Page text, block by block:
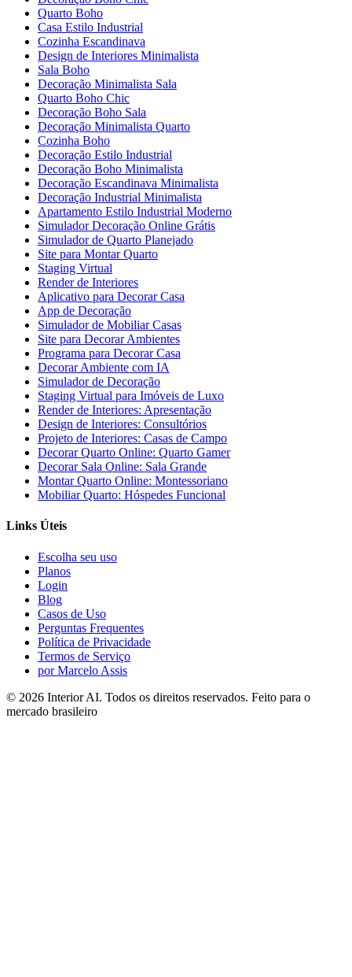
Quarto Boho
Casa Estilo Industrial
Cozinha Escandinava
Design de Interiores Minimalista
Sala Boho
Decoração Minimalista Sala
Quarto Boho Chic
Decoração Boho Sala
Decoração Minimalista Quarto
Cozinha Boho
Decoração Estilo Industrial
Decoração Boho Minimalista
Decoração Escandinava Minimalista
Decoração Industrial Minimalista
Apartamento Estilo Industrial Moderno
Simulador Decoração Online Grátis
Simulador de Quarto Planejado
Site para Montar Quarto
Staging Virtual
Render de Interiores
Aplicativo para Decorar Casa
App de Decoração
Simulador de Mobiliar Casas
Site para Decorar Ambientes
Programa para Decorar Casa
Decorar Ambiente com IA
Simulador de Decoração
Staging Virtual para Imóveis de Luxo
Render de Interiores: Apresentação
Design de Interiores: Consultórios
Projeto de Interiores: Casas de Campo
Decorar Quarto Online: Quarto Gamer
Decorar Sala Online: Sala Grande
Montar Quarto Online: Montessoriano
Mobiliar Quarto: Hóspedes Funcional
Links Úteis
Escolha seu uso
Planos
Login
Blog
Casos de Uso
Perguntas Frequentes
Política de Privacidade
Termos de Serviço
por Marcelo Assis
© 2026 Interior AI. Todos os direitos reservados. Feito para o
mercado brasileiro